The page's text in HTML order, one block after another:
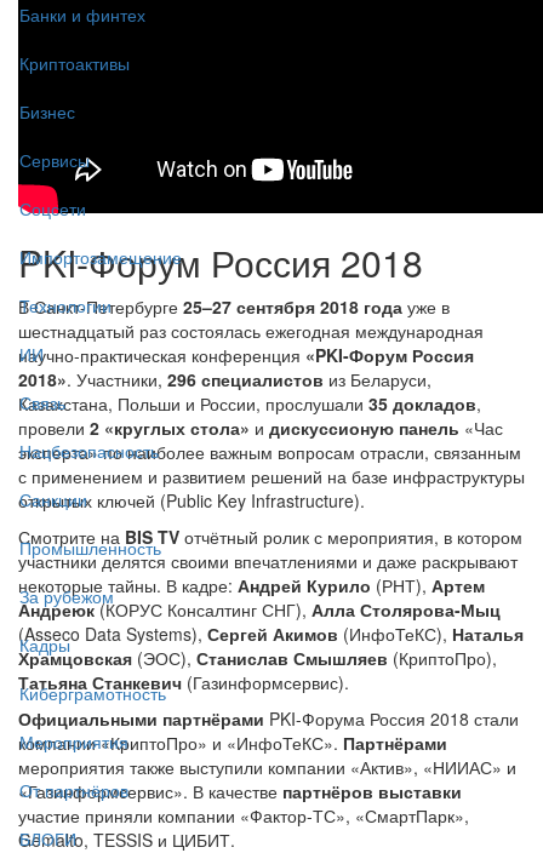
Банки и финтех
Криптоактивы
Бизнес
Сервисы
Соцсети
Импортозамещение
Технологии
ИИ
Связь
Нацбезопасность
Санкции
Промышленность
За рубежом
Кадры
Киберграмотность
Мероприятия
От партнёров
БЛОГИ
PKI-Форум Россия 2018
В Санкт-Петербурге 25–27 сентября 2018 года уже в
шестнадцатый раз состоялась ежегодная международная
научно-практическая конференция «PKI-Форум Россия
2018». Участники, 296 специалистов из Беларуси,
Казахстана, Польши и России, прослушали 35 докладов,
провели 2 «круглых стола» и дискуссионую панель «Час
эксперта» по наиболее важным вопросам отрасли, связанным
с применением и развитием решений на базе инфраструктуры
открытых ключей (Public Key Infrastructure).
Смотрите на BIS TV отчётный ролик с мероприятия, в котором
участники делятся своими впечатлениями и даже раскрывают
некоторые тайны. В кадре: Андрей Курило (РНТ), Артем
Андреюк(КОРУС Консалтинг СНГ), Алла Столярова-Мыц
(Asseco Data Systems), Сергей Акимов (ИнфоТеКС), Наталья
Храмцовская (ЭОС), Станислав Смышляев (КриптоПро),
Татьяна Станкевич (Газинформсервис).
Официальными партнёрами PKI-Форума Россия 2018 стали
компании «КриптоПро» и «ИнфоТеКС». Партнёрами
мероприятия также выступили компании «Актив», «НИИАС» и
«Газинформсервис». В качестве партнёров выставки
участие приняли компании «Фактор-ТС», «СмартПарк»,
Gemalto, TESSIS и ЦИБИТ.